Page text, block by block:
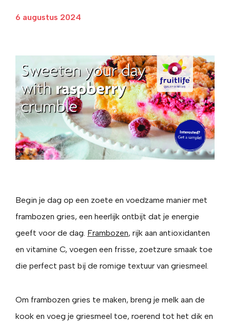
6 augustus 2024
Begin je dag op een zoete en voedzame manier met
frambozen gries, een heerlijk ontbijt dat je energie
geeft voor de dag. Frambozen, rijk aan antioxidanten
en vitamine C, voegen een frisse, zoetzure smaak toe
die perfect past bij de romige textuur van griesmeel.
Om frambozen gries te maken, breng je melk aan de
kook en voeg je griesmeel toe, roerend tot het dik en